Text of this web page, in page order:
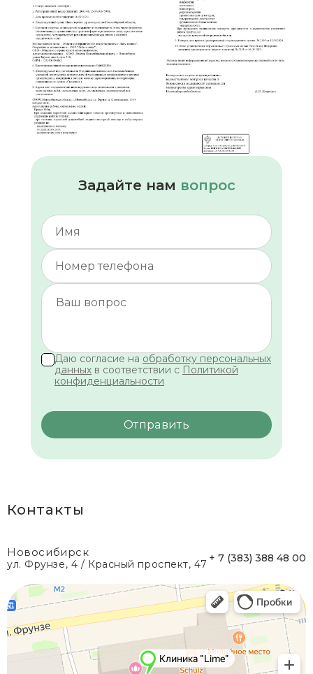
Задайте нам вопрос
Даю согласие на обработку персональных
данных в соответствии с Политикой
конфиденциальности
Контакты
Новосибирск
ул. Фрунзе, 4 / Красный проспект, 47 + 7 (383) 388 48 00